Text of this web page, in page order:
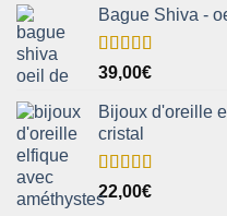
Bague Shiva -
Note5.00
sur 5
39,00€
Bijoux d'oreille
cristal
Note5.00
sur 5
22,00€